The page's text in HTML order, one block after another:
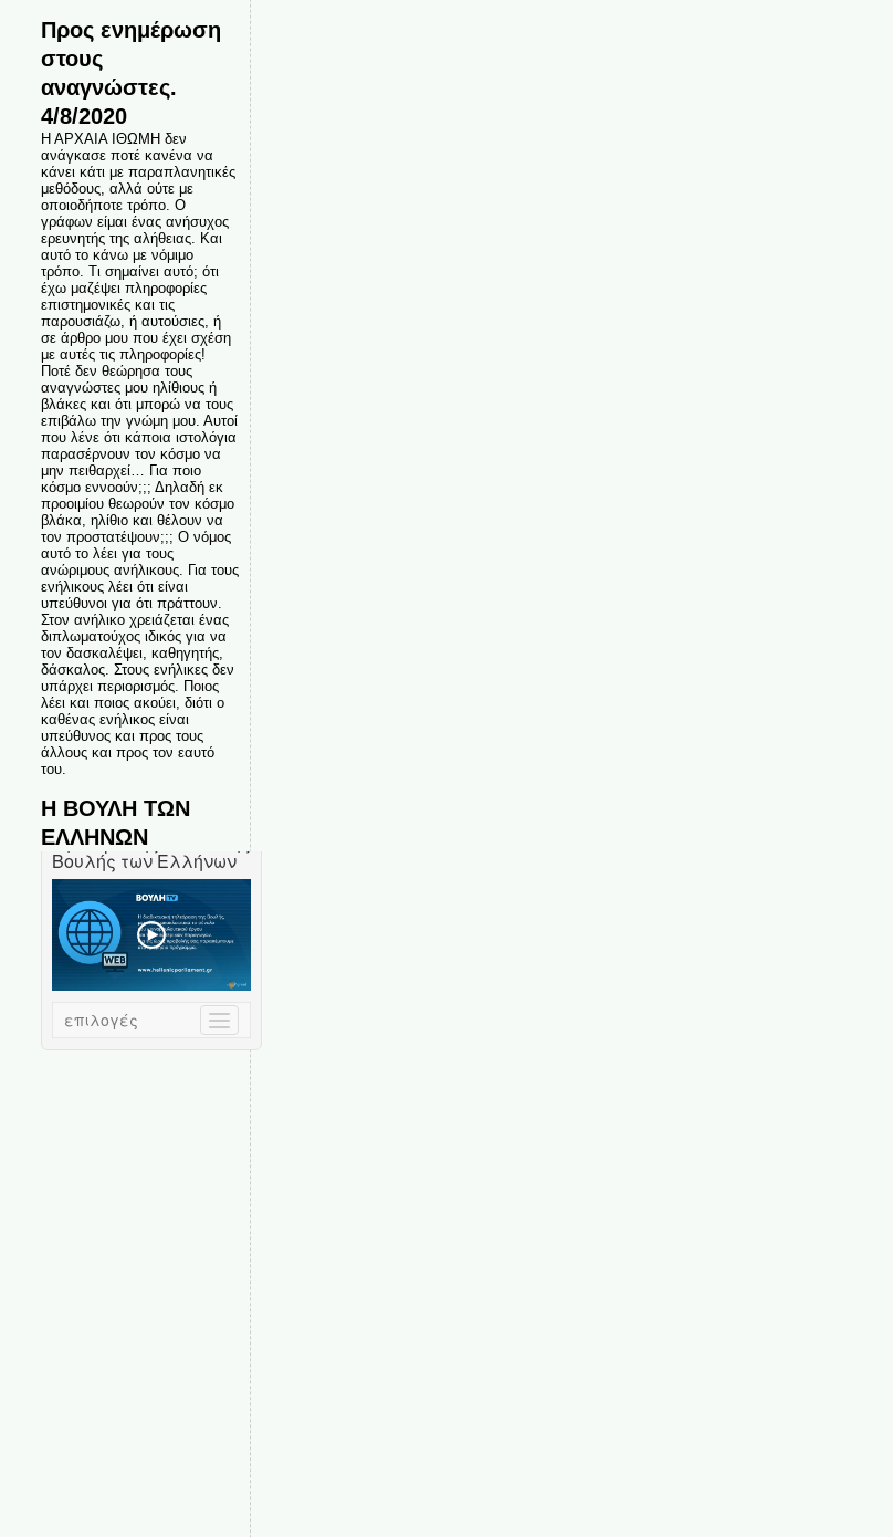
Προς ενημέρωση
στους
αναγνώστες.
4/8/2020
Η ΑΡΧΑΙΑ ΙΘΩΜΗ δεν
ανάγκασε ποτέ κανένα να
κάνει κάτι με παραπλανητικές
μεθόδους, αλλά ούτε με
οποιοδήποτε τρόπο. Ο
γράφων είμαι ένας ανήσυχος
ερευνητής της αλήθειας. Και
αυτό το κάνω με νόμιμο
τρόπο. Τι σημαίνει αυτό; ότι
έχω μαζέψει πληροφορίες
επιστημονικές και τις
παρουσιάζω, ή αυτούσιες, ή
σε άρθρο μου που έχει σχέση
με αυτές τις πληροφορίες!
Ποτέ δεν θεώρησα τους
αναγνώστες μου ηλίθιους ή
βλάκες και ότι μπορώ να τους
επιβάλω την γνώμη μου. Αυτοί
που λένε ότι κάποια ιστολόγια
παρασέρνουν τον κόσμο να
μην πειθαρχεί… Για ποιο
κόσμο εννοούν;;; Δηλαδή εκ
προοιμίου θεωρούν τον κόσμο
βλάκα, ηλίθιο και θέλουν να
τον προστατέψουν;;; Ο νόμος
αυτό το λέει για τους
ανώριμους ανήλικους. Για τους
ενήλικους λέει ότι είναι
υπεύθυνοι για ότι πράττουν.
Στον ανήλικο χρειάζεται ένας
διπλωματούχος ιδικός για να
τον δασκαλέψει, καθηγητής,
δάσκαλος. Στους ενήλικες δεν
υπάρχει περιορισμός. Ποιος
λέει και ποιος ακούει, διότι ο
καθένας ενήλικος είναι
υπεύθυνος και προς τους
άλλους και προς τον εαυτό
του.
Η ΒΟΥΛΗ ΤΩΝ
ΕΛΛΗΝΩΝ